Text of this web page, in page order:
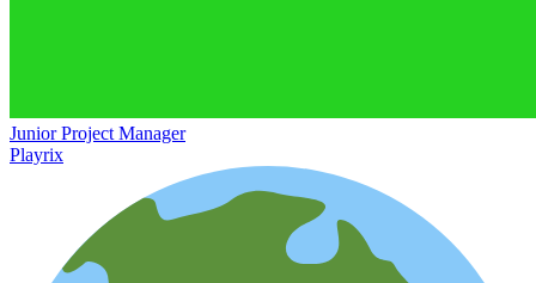
Junior Project Manager
Playrix